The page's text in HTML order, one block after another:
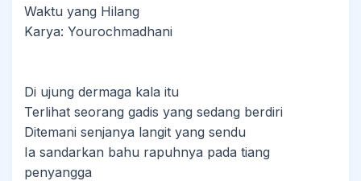
Waktu yang Hilang
Karya: Yourochmadhani
Di ujung dermaga kala itu
Terlihat seorang gadis yang sedang berdiri
Ditemani senjanya langit yang sendu
Ia sandarkan bahu rapuhnya pada tiang
penyangga